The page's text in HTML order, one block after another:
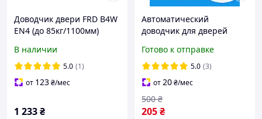
Доводчик двери FRD B4W
EN4 (до 85кг/1100мм)
В наличии
5.0 (1)
от 123₴/мес
1 233₴
Автоматический
доводчик для дверей
Качественный дверной
датчик
Готово к отправке
5.0 (3)
от20₴/мес
205₴
500 ₴